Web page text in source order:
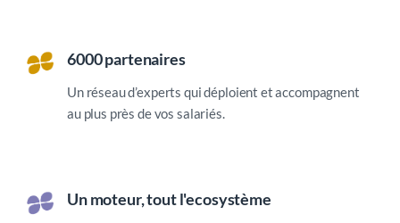
6000 partenaires
Un réseau d’experts qui déploient et accompagnent
au plus près de vos salariés.
Un moteur, tout l'ecosystème